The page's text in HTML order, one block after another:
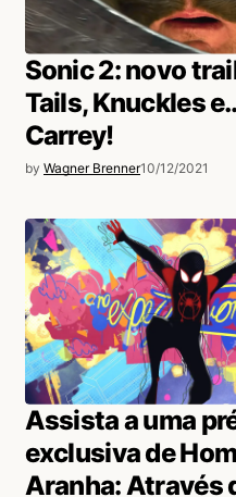
Sonic 2: novo
Tails, Knuckles
Carrey!
by Wagner Brenner10/12/2021
Assista a uma
exclusiva de
Aranha: Através